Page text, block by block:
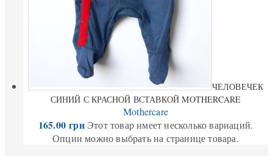
ЧЕЛОВЕЧЕК
СИНИЙ С КРАСНОЙ ВСТАВКОЙ MOTHERCARE
Mothercare
165.00грн Этот товар имеет несколько вариаций.
Опции можно выбрать на странице товара.